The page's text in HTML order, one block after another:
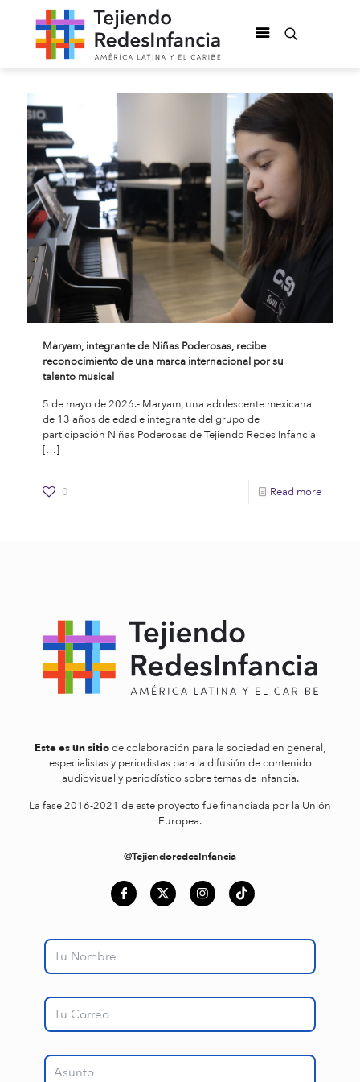
Maryam, integrante de Niñas Poderosas, recibe
reconocimiento de una marca internacional por su
talento musical
5 de mayo de 2026.- Maryam, una adolescente mexicana
de 13 años de edad e integrante del grupo de
participación Niñas Poderosas de Tejiendo Redes Infancia
[…]
0 Read more
Este es un sitiode colaboración para la sociedad en general,
especialistas y periodistas para la difusión de contenido
audiovisual y periodístico sobre temas de infancia.
La fase 2016-2021 de este proyecto fue financiada por la Unión
Europea.
@TejiendoredesInfancia